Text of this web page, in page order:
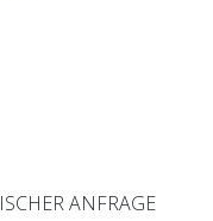
ANFRAGE